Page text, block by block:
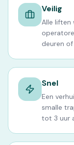
Veilig
Alle liften
deuren
Snel
Een
smalle
tot 3 uur